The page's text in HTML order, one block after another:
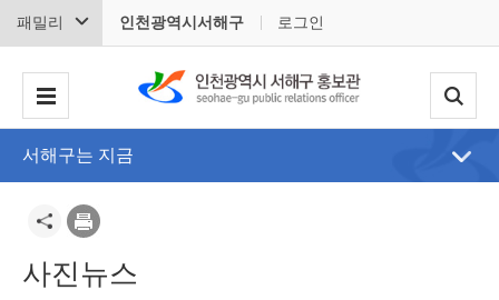
패밀리 인천광역시서해구 로그인
서해구는 지금
사진뉴스